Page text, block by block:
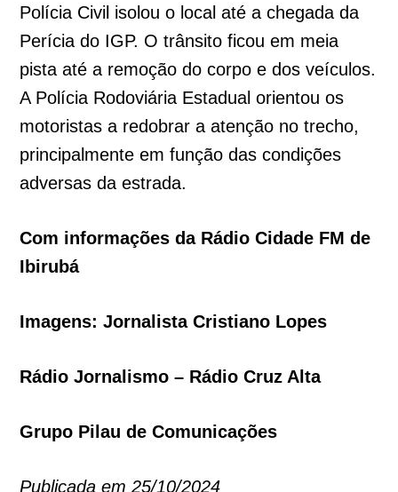
Polícia Civil isolou o local até a chegada da
Perícia do IGP. O trânsito ficou em meia
pista até a remoção do corpo e dos veículos.
A Polícia Rodoviária Estadual orientou os
motoristas a redobrar a atenção no trecho,
principalmente em função das condições
adversas da estrada.
Com informações da Rádio Cidade FM de
Ibirubá
Imagens: Jornalista Cristiano Lopes
Rádio Jornalismo – Rádio Cruz Alta
Grupo Pilau de Comunicações
Publicada em 25/10/2024